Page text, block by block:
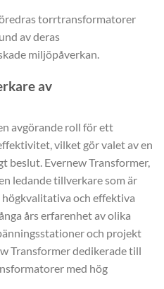
torrtransformatorer
av deras
miljöpåverkan.
av
avgörande roll för ett
vilket gör valet av en
Evernew Transformer,
ledande tillverkare som är
och effektiva
års erfarenhet av olika
och projekt
Transformer dedikerade till
med hög